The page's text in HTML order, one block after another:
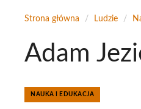
Strona główna / Ludzie /
Adam
NAUKA I EDUKACJA